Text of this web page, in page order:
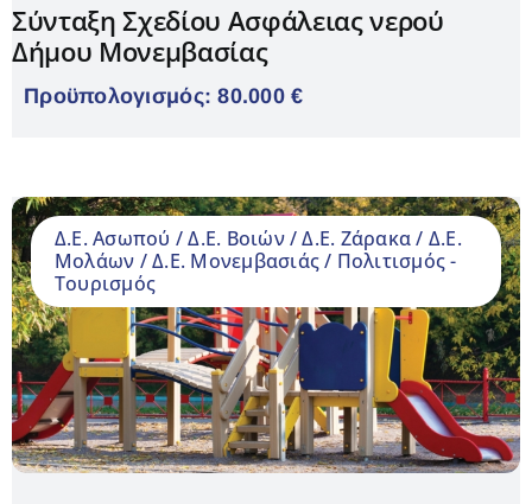
Σύνταξη Σχεδίου Ασφάλειας νερού
Δήμου Μονεμβασίας
Προϋπολογισμός: 80.000 €
Δ.Ε. Ασωπού / Δ.Ε. Βοιών / Δ.Ε. Ζάρακα / Δ.Ε.
Μολάων / Δ.Ε. Μονεμβασιάς / Πολιτισμός -
Τουρισμός